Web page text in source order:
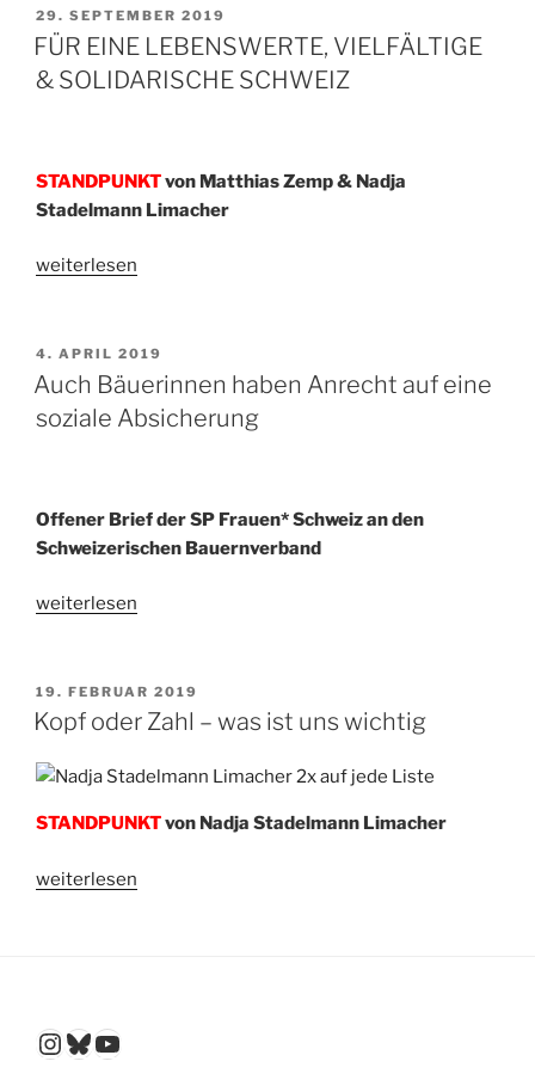
soziale
Wende“
VERÖFFENTLICHT
AM
29. SEPTEMBER 2019
FÜR EINE LEBENSWERTE, VIELFÄLTIGE
& SOLIDARISCHE SCHWEIZ
STANDPUNKTvon Matthias Zemp & Nadja
Stadelmann Limacher
„FÜR
VIELFÄLTIGE
&
SOLIDARISCHE
weiterlesen
VERÖFFENTLICHT
AM
4. APRIL 2019
Auch Bäuerinnen haben Anrecht auf eine
soziale Absicherung
Offener Brief der SP Frauen* Schweiz an den
Schweizerischen Bauernverband
„Auch
Anrecht
auf
soziale
weiterlesen
VERÖFFENTLICHT
AM
19. FEBRUAR 2019
Kopf oder Zahl – was ist uns wichtig
STANDPUNKTvon Nadja Stadelmann Limacher
„Kopf
uns
weiterlesen
Instagram
Bluesky
YouTube